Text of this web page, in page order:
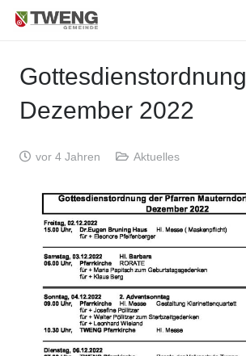
Gottesdienstordnung
Dezember 2022
vor 4 Jahren Aktuelles